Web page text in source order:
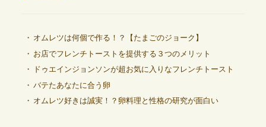
オムレツは何個で作る！？【たまごのジョーク】
お店でフレンチトーストを提供する３つのメリット
ドゥエインジョンソンが超お気に入りなフレンチトースト
バテたあなたに合う卵
オムレツ好きは誠実！？卵料理と性格の研究が面白い